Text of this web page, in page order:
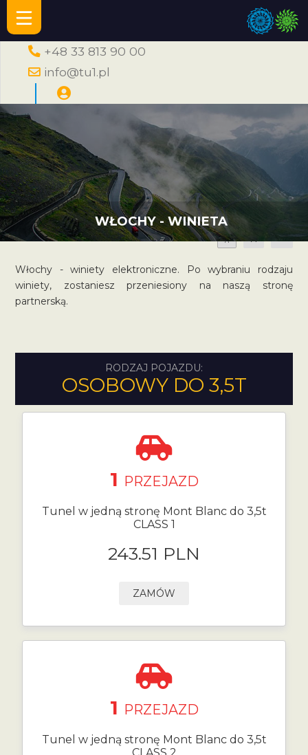
+48 33 813 90 00
info@tu1.pl
WŁOCHY - WINIETA
A A A
Włochy - winiety elektroniczne. Po wybraniu rodzaju
winiety, zostaniesz przeniesiony na naszą stronę
partnerską.
RODZAJ POJAZDU:
OSOBOWY DO 3,5T
1 PRZEJAZD
Tunel w jedną stronę Mont Blanc do 3,5t
CLASS 1
243.51 PLN
ZAMÓW
1 PRZEJAZD
Tunel w jedną stronę Mont Blanc do 3,5t
CLASS 2